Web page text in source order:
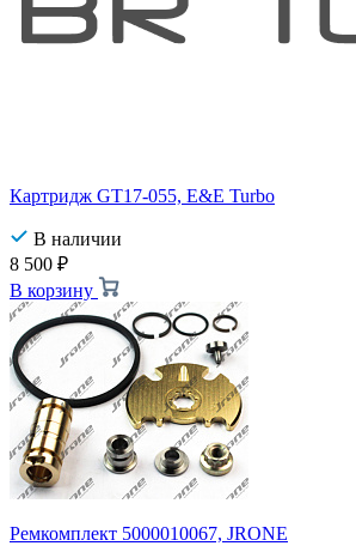
Картридж GT17-055, E&E Turbo
В наличии
8 500 ₽
В корзину
Ремкомплект 5000010067, JRONE